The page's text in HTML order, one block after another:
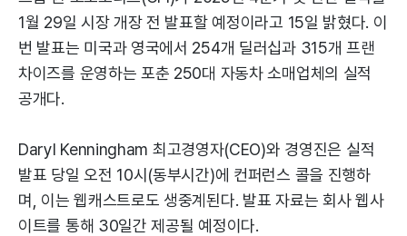
1월 29일 시장 개장 전 발표할 예정이라고 15일 밝혔다. 이
번 발표는 미국과 영국에서 254개 딜러십과 315개 프랜
차이즈를 운영하는 포춘 250대 자동차 소매업체의 실적
공개다.
Daryl Kenningham 최고경영자(CEO)와 경영진은 실적
발표 당일 오전 10시(동부시간)에 컨퍼런스 콜을 진행하
며, 이는 웹캐스트로도 생중계된다. 발표 자료는 회사 웹사
이트를 통해 30일간 제공될 예정이다.